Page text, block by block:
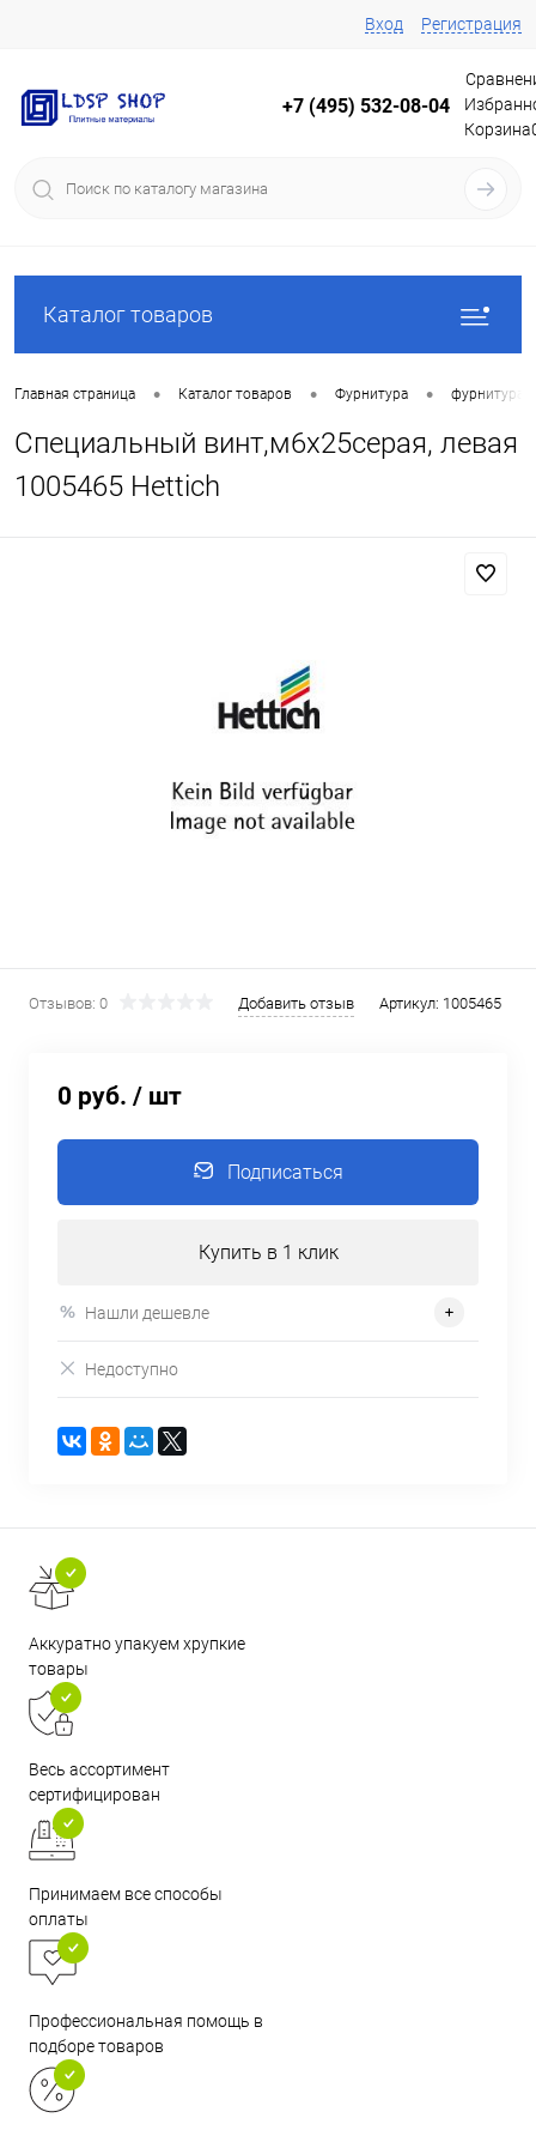
Вход Регистрация
+7 (495) 532-08-04
Корзина
Каталог товаров
Главная страница • Каталог товаров • Фурнитура • фурнитура
Специальный винт,м6х25серая, левая
1005465 Hettich
Отзывов: 0 Добавить отзыв Артикул: 1005465
0 руб. / шт
Подписаться
Купить в 1 клик
Нашли дешевле
Недоступно
Аккуратно упакуем хрупкие
товары
Весь ассортимент
сертифицирован
Принимаем все способы
оплаты
Профессиональная помощь в
подборе товаров